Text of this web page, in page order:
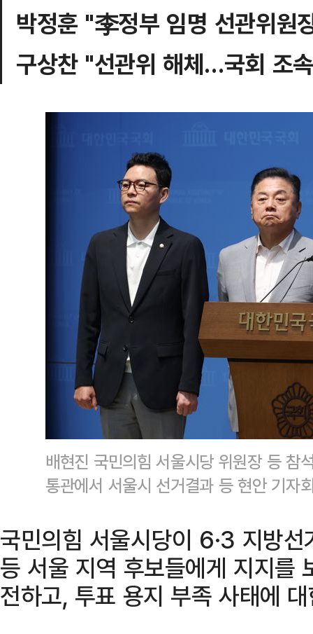
박정훈 "李정부 임명 선관위원
구상찬 "선관위 해체…국회 조
배현진 국민의힘 서울시당 위원장 등 참
통관에서 서울시 선거결과 등 현안 기
국민의힘 서울시당이 6·3 지방
등 서울 지역 후보들에게 지지를
전하고, 투표 용지 부족 사태에